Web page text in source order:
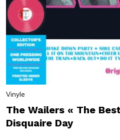
Vinyle
The Wailers « The
Disquaire Day